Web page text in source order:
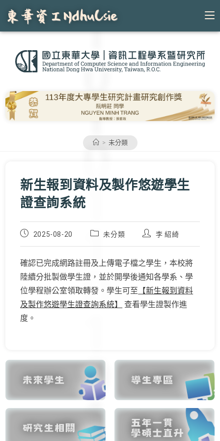
content
> 未分類
新生報到資料及製作悠遊學生
證查詢系統
Post
2025-08-20
Post
未分類
Post
李 紹綺
確認已完成網路註冊及上傳電子檔之學生，本校將
陸續分批製做學生證，並於開學後通知各學系、學
位學程辦公室領取轉發。學生可至 【新生報到資料
及製作悠遊學生證查詢系統】
查看學生證製作進
度。